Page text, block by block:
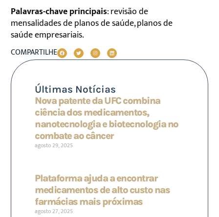
Palavras-chave principais: revisão de
mensalidades de planos de saúde, planos de
saúde empresariais.
COMPARTILHE
Últimas Notícias
Nova patente da UFC combina
ciência dos medicamentos,
nanotecnologia e biotecnologia no
combate ao câncer
agosto 29, 2025
Plataforma ajuda a encontrar
medicamentos de alto custo nas
farmácias mais próximas
agosto 27, 2025